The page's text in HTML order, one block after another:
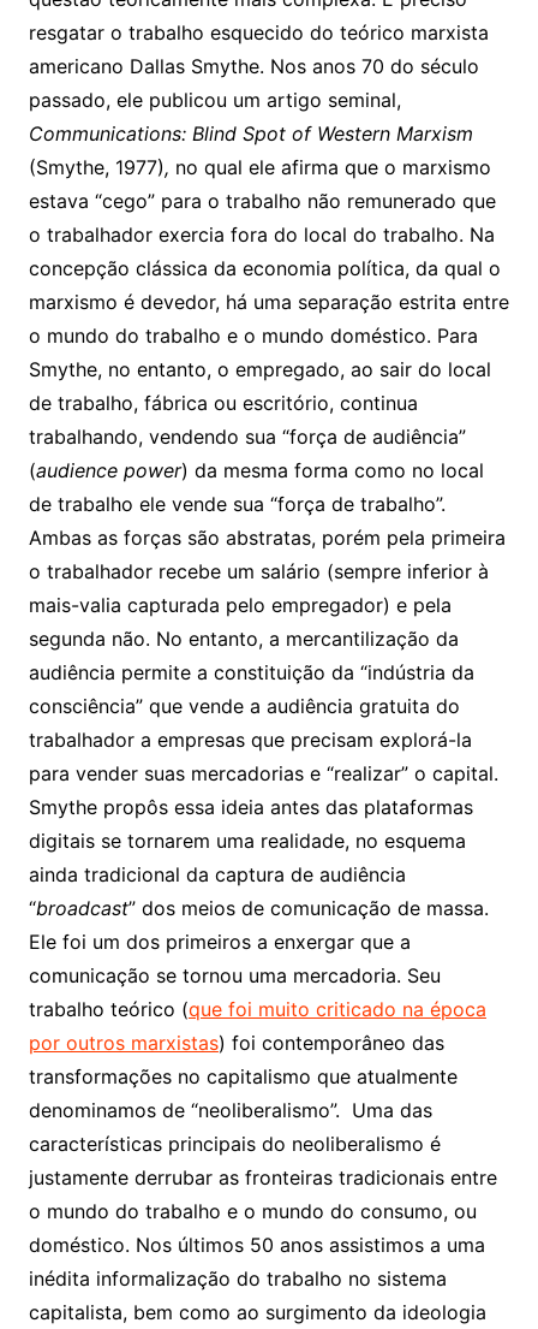
resgatar o trabalho esquecido do teórico marxista
americano Dallas Smythe. Nos anos 70 do século
passado, ele publicou um artigo seminal,
Communications: Blind Spot of Western Marxism
(Smythe, 1977), no qual ele afirma que o marxismo
estava “cego” para o trabalho não remunerado que
o trabalhador exercia fora do local do trabalho. Na
concepção clássica da economia política, da qual o
marxismo é devedor, há uma separação estrita entre
o mundo do trabalho e o mundo doméstico. Para
Smythe, no entanto, o empregado, ao sair do local
de trabalho, fábrica ou escritório, continua
trabalhando, vendendo sua “força de audiência”
(audience power) da mesma forma como no local
de trabalho ele vende sua “força de trabalho”.
Ambas as forças são abstratas, porém pela primeira
o trabalhador recebe um salário (sempre inferior à
mais-valia capturada pelo empregador) e pela
segunda não. No entanto, a mercantilização da
audiência permite a constituição da “indústria da
consciência” que vende a audiência gratuita do
trabalhador a empresas que precisam explorá-la
para vender suas mercadorias e “realizar” o capital.
Smythe propôs essa ideia antes das plataformas
digitais se tornarem uma realidade, no esquema
ainda tradicional da captura de audiência
“broadcast” dos meios de comunicação de massa.
Ele foi um dos primeiros a enxergar que a
comunicação se tornou uma mercadoria. Seu
trabalho teórico (que foi muito criticado na época
por outros marxistas) foi contemporâneo das
transformações no capitalismo que atualmente
denominamos de “neoliberalismo”. Uma das
características principais do neoliberalismo é
justamente derrubar as fronteiras tradicionais entre
o mundo do trabalho e o mundo do consumo, ou
doméstico. Nos últimos 50 anos assistimos a uma
inédita informalização do trabalho no sistema
capitalista, bem como ao surgimento da ideologia